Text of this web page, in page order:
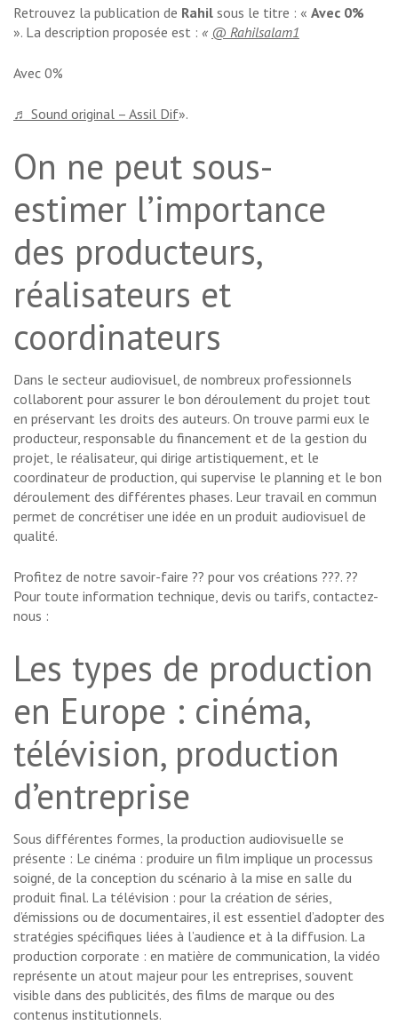
Retrouvez la publication de Rahil sous le titre : « Avec 0%
». La description proposée est : « @ Rahilsalam1
Avec 0%
♬ Sound original – Assil Dif».
On ne peut sous-
estimer l’importance
des producteurs,
réalisateurs et
coordinateurs
Dans le secteur audiovisuel, de nombreux professionnels
collaborent pour assurer le bon déroulement du projet tout
en préservant les droits des auteurs. On trouve parmi eux le
producteur, responsable du financement et de la gestion du
projet, le réalisateur, qui dirige artistiquement, et le
coordinateur de production, qui supervise le planning et le bon
déroulement des différentes phases. Leur travail en commun
permet de concrétiser une idée en un produit audiovisuel de
qualité.
Profitez de notre savoir-faire ?? pour vos créations ???. ??
Pour toute information technique, devis ou tarifs, contactez-
nous :
Les types de production
en Europe : cinéma,
télévision, production
d’entreprise
Sous différentes formes, la production audiovisuelle se
présente : Le cinéma : produire un film implique un processus
soigné, de la conception du scénario à la mise en salle du
produit final. La télévision : pour la création de séries,
d’émissions ou de documentaires, il est essentiel d’adopter des
stratégies spécifiques liées à l’audience et à la diffusion. La
production corporate : en matière de communication, la vidéo
représente un atout majeur pour les entreprises, souvent
visible dans des publicités, des films de marque ou des
contenus institutionnels.